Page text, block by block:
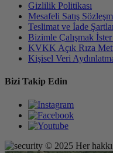
Gizlilik Politikası
Mesafeli Satış
Teslimat ve İade
Bizimle Çalışmak
KVKK Açık Rıza
Kişisel Veri
Bizi Takip Edin
© 2025 Her hakkı